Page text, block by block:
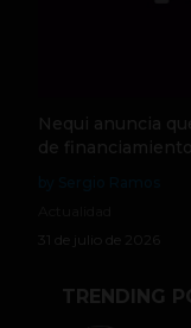
Nequi anuncia
de
31 de julio de 2026
TRENDING